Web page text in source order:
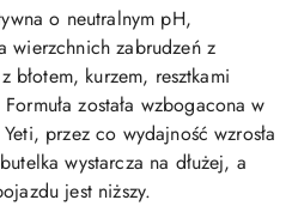
o neutralnym pH,
wierzchnich zabrudzeń z
błotem, kurzem, resztkami
została wzbogacona w
przez co wydajność wzrosła
wystarcza na dłużej, a
jest niższy.